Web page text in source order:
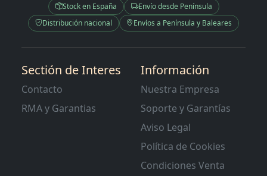
Stock en España
Envío desde Península
Distribución nacional
Envíos a Península y Baleares
Sectión de Interes
Contacto
RMA y Garantias
Información
Nuestra Empresa
Soporte y Garantías
Aviso Legal
Política de Cookies
Condiciones Venta